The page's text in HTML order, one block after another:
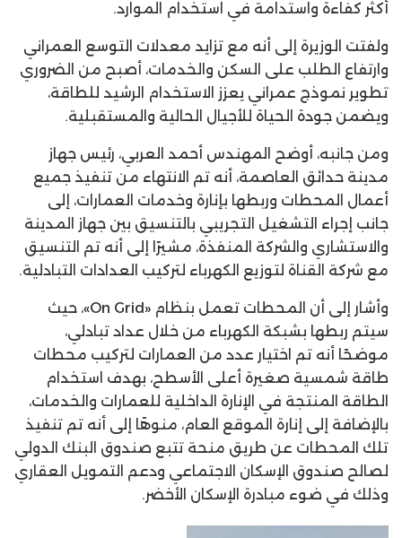
أكثر كفاءة واستدامة في استخدام الموارد.
ولفتت الوزيرة إلى أنه مع تزايد معدلات التوسع العمراني
وارتفاع الطلب على السكن والخدمات، أصبح من الضروري
تطوير نموذج عمراني يعزز الاستخدام الرشيد للطاقة،
ويضمن جودة الحياة للأجيال الحالية والمستقبلية.
ومن جانبه، أوضح المهندس أحمد العربي، رئيس جهاز
مدينة حدائق العاصمة، أنه تم الانتهاء من تنفيذ جميع
أعمال المحطات وربطها بإنارة وخدمات العمارات، إلى
جانب إجراء التشغيل التجريبي بالتنسيق بين جهاز المدينة
والاستشاري والشركة المنفذة، مشيرًا إلى أنه تم التنسيق
مع شركة القناة لتوزيع الكهرباء لتركيب العدادات التبادلية.
وأشار إلى أن المحطات تعمل بنظام «On Grid»، حيث
سيتم ربطها بشبكة الكهرباء من خلال عداد تبادلي،
موضحًا أنه تم اختيار عدد من العمارات لتركيب محطات
طاقة شمسية صغيرة أعلى الأسطح، بهدف استخدام
الطاقة المنتجة في الإنارة الداخلية للعمارات والخدمات،
بالإضافة إلى إنارة الموقع العام، منوهًا إلى أنه تم تنفيذ
تلك المحطات عن طريق منحة تتبع صندوق البنك الدولي
لصالح صندوق الإسكان الاجتماعي ودعم التمويل العقاري
وذلك في ضوء مبادرة الإسكان الأخضر.